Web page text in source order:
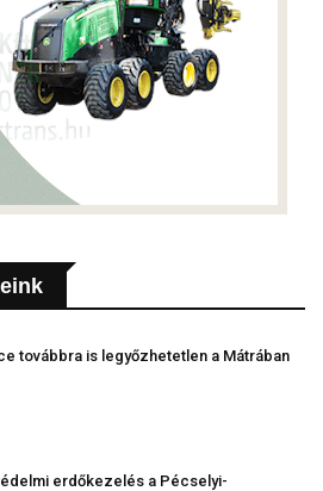
továbbra is legyőzhetetlen a Mátrában
erdőkezelés a Pécselyi-